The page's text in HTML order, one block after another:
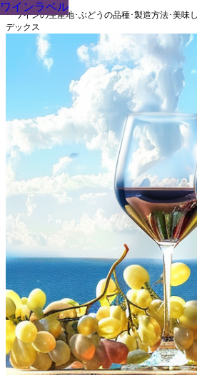
『ワインの生産地･ぶどうの品種･製造方法･美味
デックス
ワインラベル
ワインラベル
ワインラベル
ワインラベル
ワインラベル
ワインラベル
ワインラベル
ワインラベル
ワインラベル